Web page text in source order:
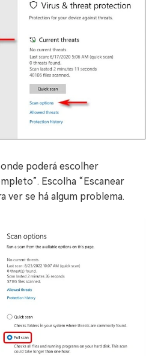
poderá escolher
Escolha “Escanear
ver se há algum problema.